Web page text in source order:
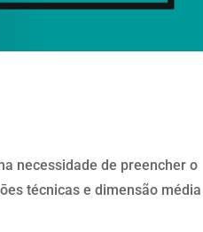
necessidade de preencher o
técnicas e dimensão média